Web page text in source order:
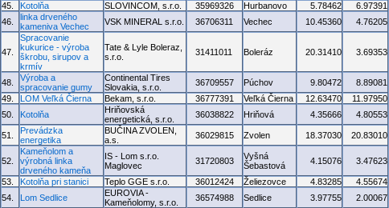
45. Kotolňa SLOVINCOM, s.r.o. 35969326 Hurbanovo 5.78462 6.97391
46.
linka drveného
kameniva Vechec
VSK MINERAL s.r.o. 36706311 Vechec 10.45360 4.76205
47.
Spracovanie
kukurice - výroba
škrobu, sirupov a
krmív
Tate & Lyle Boleraz,
s.r.o.
31411011 Boleráz 20.31410 3.69353
48.
Výroba a
spracovanie gumy
Continental Tires
Slovakia, s.r.o.
36709557 Púchov 9.80472 8.89081
49.
LOM Veľká Čierna Bekam, s.r.o. 36777391 Veľká Čierna 12.63470 11.97950
50.
Kotolňa
Hriňovská
energetická, s.r.o.
36038822 Hriňová 4.35666 4.80553
51.
Prevádzka
energetika
BUČINA ZVOLEN,
a.s.
36029815 Zvolen 18.37030 20.83010
52.
Kameňolom a
výrobná linka
drveného kameňa
IS - Lom s.r.o.
Maglovec
31720803
Vyšná
Šebastová
4.15076 3.47623
53. Kotolňa pri stanici Teplo GGE s.r.o. 36012424 Želiezovce 4.83285 4.55674
54.
Lom Sedlice
EUROVIA -
Kameňolomy, s.r.o.
36574988 Sedlice 3.97755 2.00067